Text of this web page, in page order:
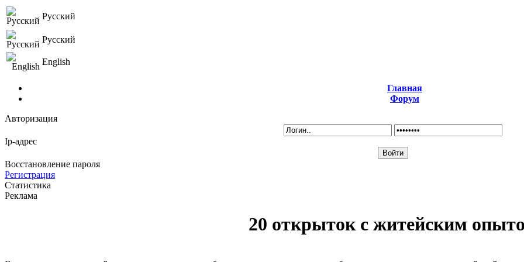
Русский
Русский
English
Главная
Форум
Авторизация
Ip-адрес
Восстановление пароля
Регистрация
Статистика
Реклама
20 открыток с житейским